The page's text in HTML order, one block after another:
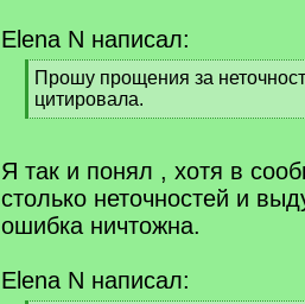
Elena N написал:
[
q
]
Прошу прощения за
цитировала.
[
q
]
Я так и понял , хотя в
столько неточностей и
ошибка ничтожна.
Elena N написал: